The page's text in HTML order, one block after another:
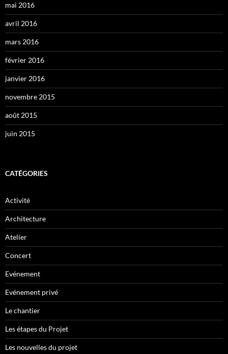
mai 2016
avril 2016
mars 2016
février 2016
janvier 2016
novembre 2015
août 2015
juin 2015
CATÉGORIES
Activité
Architecture
Atelier
Concert
Evénement
Evénement privé
Le chantier
Les étapes du Projet
Les nouvelles du projet